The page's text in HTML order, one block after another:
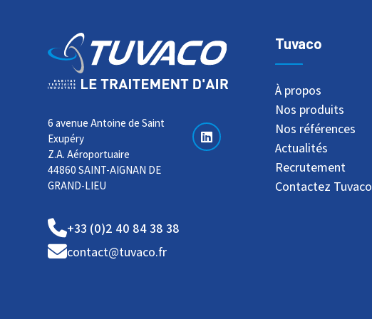
6 avenue Antoine de Saint
Exupéry
Z.A. Aéroportuaire
44860 SAINT-AIGNAN DE
GRAND-LIEU
+33 (0)2 40 84 38 38
contact@tuvaco.fr
Tuvaco
À propos
Nos produits
Nos références
Actualités
Recrutement
Contactez Tuvaco